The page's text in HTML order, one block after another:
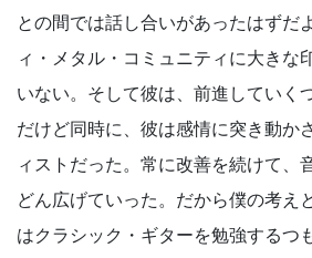
との間では話し合いがあったはずだ
ィ・メタル・コミュニティに大きな
いない。そして彼は、前進していく
だけど同時に、彼は感情に突き動か
ィストだった。常に改善を続けて、
どん広げていった。だから僕の考え
はクラシック・ギターを勉強するつ